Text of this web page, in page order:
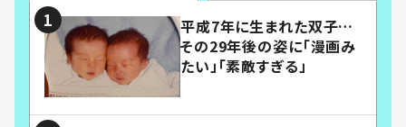
平成7年に生まれた双子…
その29年後の姿に「漫画み
たい」「素敵すぎる」